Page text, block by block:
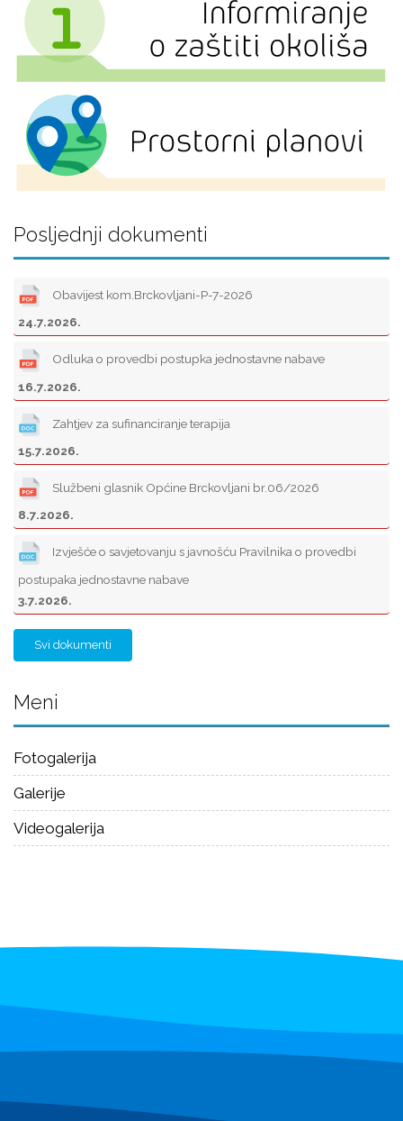
Posljednji dokumenti
Obavijest kom.Brckovljani-P-7-2026
24.7.2026.
Odluka o provedbi postupka jednostavne nabave
16.7.2026.
Zahtjev za sufinanciranje terapija
15.7.2026.
Službeni glasnik Općine Brckovljani br.06/2026
8.7.2026.
Izvješće o savjetovanju s javnošću Pravilnika o provedbi
postupaka jednostavne nabave
3.7.2026.
Svi dokumenti
Meni
Fotogalerija
Galerije
Videogalerija